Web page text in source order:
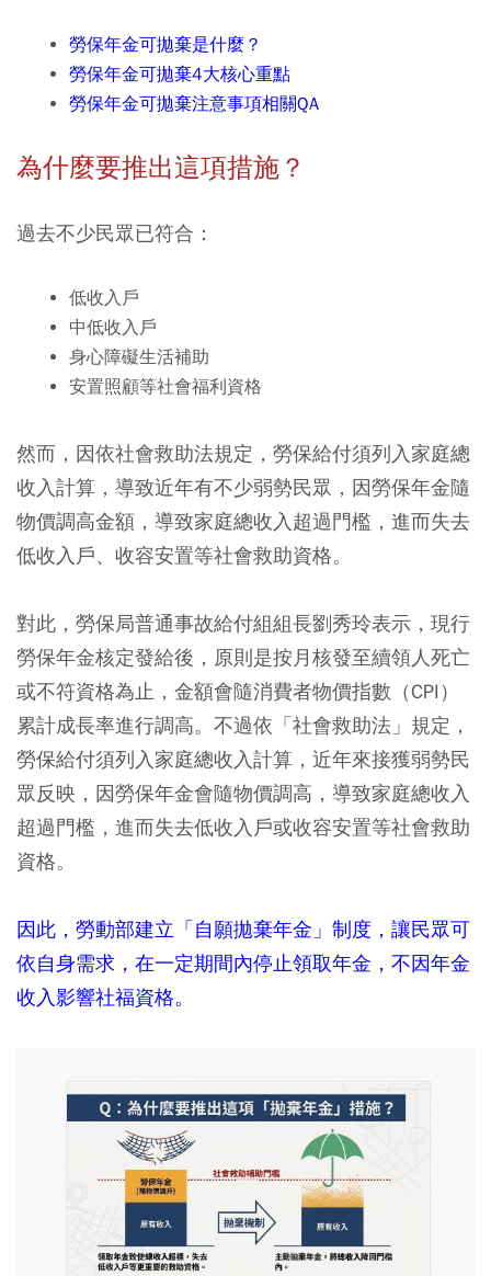
勞保年金可拋棄是什麼？
勞保年金可拋棄4大核心重點
勞保年金可拋棄注意事項相關QA
為什麼要推出這項措施？
過去不少民眾已符合：
低收入戶
中低收入戶
身心障礙生活補助
安置照顧等社會福利資格
然而，因依社會救助法規定，勞保給付須列入家庭總
收入計算，導致近年有不少弱勢民眾，因勞保年金隨
物價調高金額，導致家庭總收入超過門檻，進而失去
低收入戶、收容安置等社會救助資格。
對此，勞保局普通事故給付組組長劉秀玲表示，現行
勞保年金核定發給後，原則是按月核發至續領人死亡
或不符資格為止，金額會隨消費者物價指數（CPI）
累計成長率進行調高。不過依「社會救助法」規定，
勞保給付須列入家庭總收入計算，近年來接獲弱勢民
眾反映，因勞保年金會隨物價調高，導致家庭總收入
超過門檻，進而失去低收入戶或收容安置等社會救助
資格。
因此，勞動部建立「自願拋棄年金」制度，讓民眾可
依自身需求，在一定期間內停止領取年金，不因年金
收入影響社福資格。